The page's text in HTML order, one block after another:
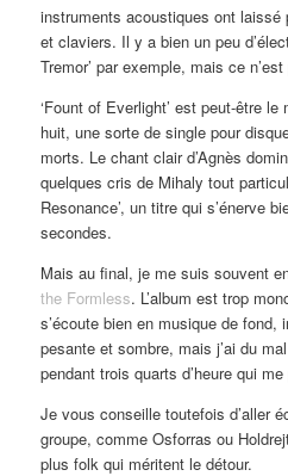
instruments acoustiques ont laissé
et claviers. Il y a bien un peu
Tremor’ par exemple, mais ce
‘Fount of Everlight’ est peut-être le
huit, une sorte de single pour
morts. Le chant clair d’Agnès
quelques cris de Mihaly tout
Resonance’, un titre qui s’énerve
secondes.
Mais au final, je me suis souvent
the Formless. L’album est trop
s’écoute bien en musique de fond,
pesante et sombre, mais j’ai du
pendant trois quarts d’heure qui
Je vous conseille toutefois d’aller
groupe, comme Osforras ou
plus folk qui méritent le détour.